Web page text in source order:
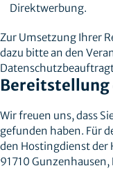
Direktwerbung.
Zur Umsetzung Ihrer
dazu bitte an den
Bereitstellung
Wir freuen uns, dass
gefunden haben. Für
den Hostingdienst der
91710